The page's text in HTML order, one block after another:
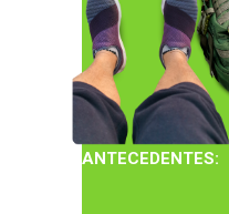
ANTECEDENTES: